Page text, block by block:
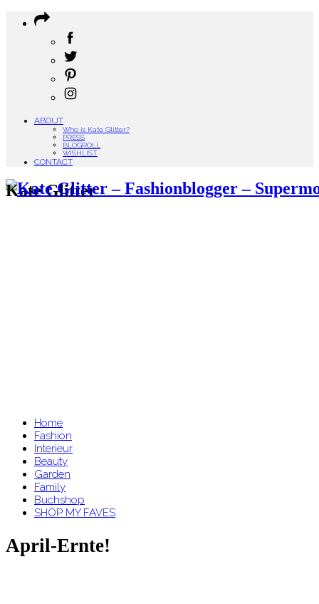
ABOUT
Who is Kate Glitter?
PRESS
BLOGROLL
WISHLIST
CONTACT
Kate Glitter
Home
Fashion
Interieur
Beauty
Garden
Family
Buchshop
SHOP MY FAVES
April-Ernte!